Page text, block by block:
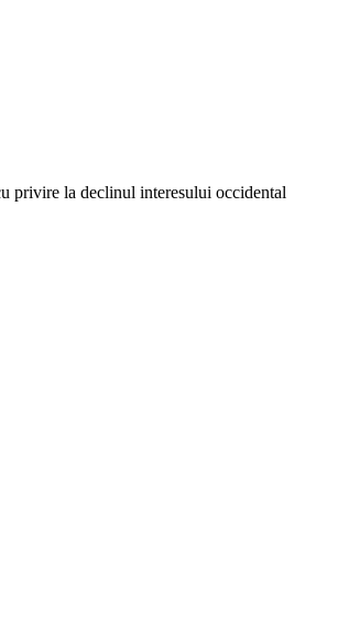
privire la declinul interesului occidental